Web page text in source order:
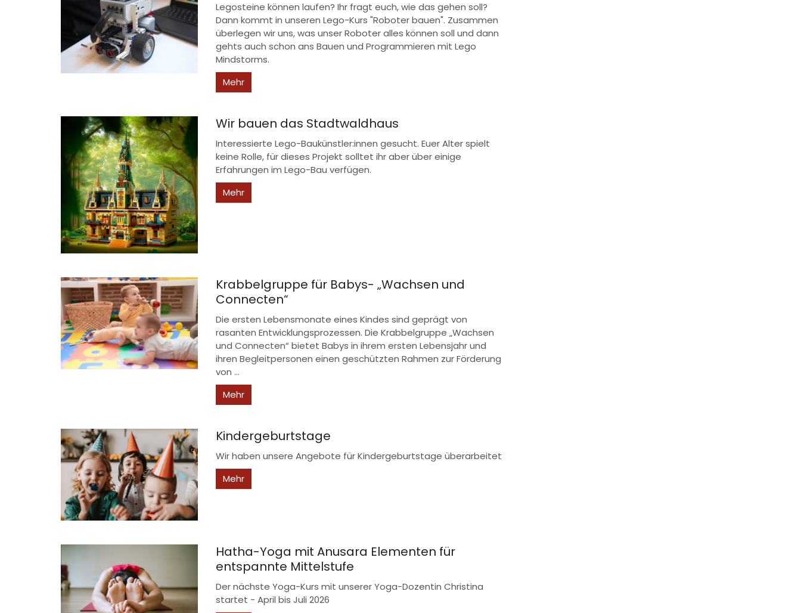
Legosteine können laufen? Ihr fragt euch, wie das gehen soll?
Dann kommt in unseren Lego-Kurs "Roboter bauen". Zusammen
überlegen wir uns, was unser Roboter alles können soll und dann
gehts auch schon ans Bauen und Programmieren mit Lego
Mindstorms.
Mehr
Wir bauen das Stadtwaldhaus
Interessierte Lego-Baukünstler:innen gesucht. Euer Alter spielt
keine Rolle, für dieses Projekt solltet ihr aber über einige
Erfahrungen im Lego-Bau verfügen.
Mehr
Krabbelgruppe für Babys- „Wachsen und
Connecten“
Die ersten Lebensmonate eines Kindes sind geprägt von
rasanten Entwicklungsprozessen. Die Krabbelgruppe „Wachsen
und Connecten“ bietet Babys in ihrem ersten Lebensjahr und
ihren Begleitpersonen einen geschützten Rahmen zur Förderung
von ...
Mehr
Kindergeburtstage
Wir haben unsere Angebote für Kindergeburtstage überarbeitet
Mehr
Hatha-Yoga mit Anusara Elementen für
entspannte Mittelstufe
Der nächste Yoga-Kurs mit unserer Yoga-Dozentin Christina
startet - April bis Juli 2026